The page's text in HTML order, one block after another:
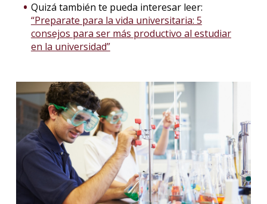
Quizá también te pueda interesar leer:
“Preparate para la vida universitaria: 5
consejos para ser más productivo al estudiar
en la universidad”